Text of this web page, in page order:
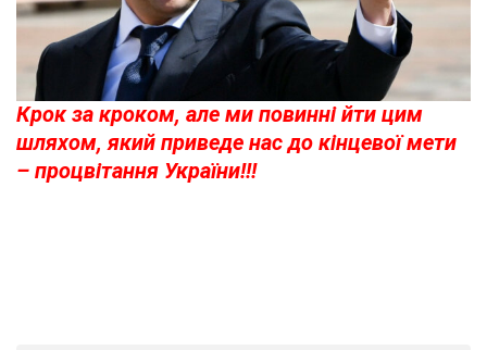
Крок за кроком, але ми повинні йти цим
шляхом, який приведе нас до кінцевої мети
– процвітання України!!!